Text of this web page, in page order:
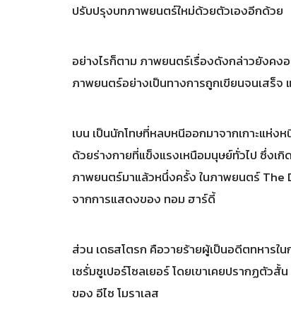
ปรับปรุงบทภาพยนตร์ใหม่ด้วยตัวเองอีกด้วย
อย่างไรก็ตาม ภาพยนตร์เรื่องดังกล่าวยังคง
ภาพยนตร์อย่างเป็นทางการถูกเขียนจนเสร็
เบน เป็นนักโทษที่หลบหนีออกมาจากเกาะแห่ง
ด้วยร่างกายที่แข็งแรงเหนือมนุษย์ทั่วไป ซึ่งเ
ภาพยนตร์มาแล้วหนึ่งครั้ง ในภาพยนตร์
จากการแสดงของ ทอม ฮาร์​ดี้
ส่วน เดธสโตรก คือวายร้ายผู้เป็นอดีตทหาร
เซรั่มซูเปอร์โซลเยอร์ โดยเขาเคยปรากฏตัว
ของ อีไซ โมราเลส